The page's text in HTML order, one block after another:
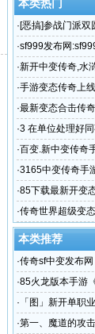
本类热门
·[恶搞]参战门派双
届时同一门庞弈
·sf999发布网
最新域名www
·新开中变传奇,水
靓装传奇私服
·手游变态传奇上
肯定会很慢 建议
·最新变态合击传
网站超变态_2017
·3 在单位处理好
·百变.新中变传奇
言盛大游戏《传
·3165中变传奇手
级，中变传世sf发
·85下载最新开变
载传奇
·传奇世界超级变
本类推荐
·传奇sf中变发布
sf中变发布网,一个
·85火龙版本手游
· 「图」新开单职
·第一、魔道的攻